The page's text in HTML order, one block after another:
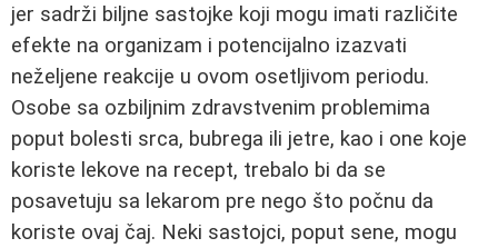
jer sadrži biljne sastojke koji mogu imati različite
efekte na organizam i potencijalno izazvati
neželjene reakcije u ovom osetljivom periodu.
Osobe sa ozbiljnim zdravstvenim problemima
poput bolesti srca, bubrega ili jetre, kao i one koje
koriste lekove na recept, trebalo bi da se
posavetuju sa lekarom pre nego što počnu da
koriste ovaj čaj. Neki sastojci, poput sene, mogu